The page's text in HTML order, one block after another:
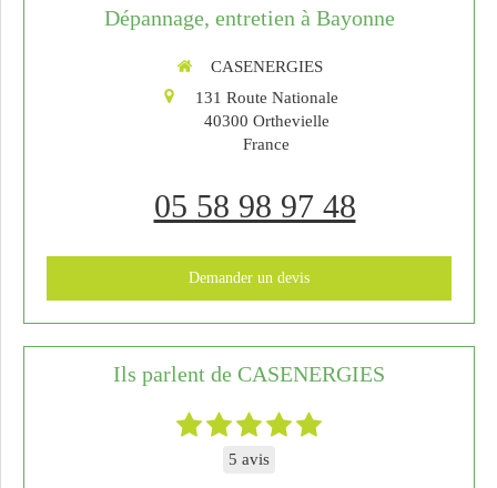
Dépannage, entretien à Bayonne
CASENERGIES
131 Route Nationale
40300 Orthevielle
France
05 58 98 97 48
Demander un devis
Ils parlent de CASENERGIES
5 avis